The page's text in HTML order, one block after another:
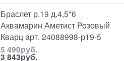
Браслет р.19 д.4,5*6
Аквамарин Аметист Розовый
Кварц арт. 24088998-р19-5
5 490руб.
3 843руб.